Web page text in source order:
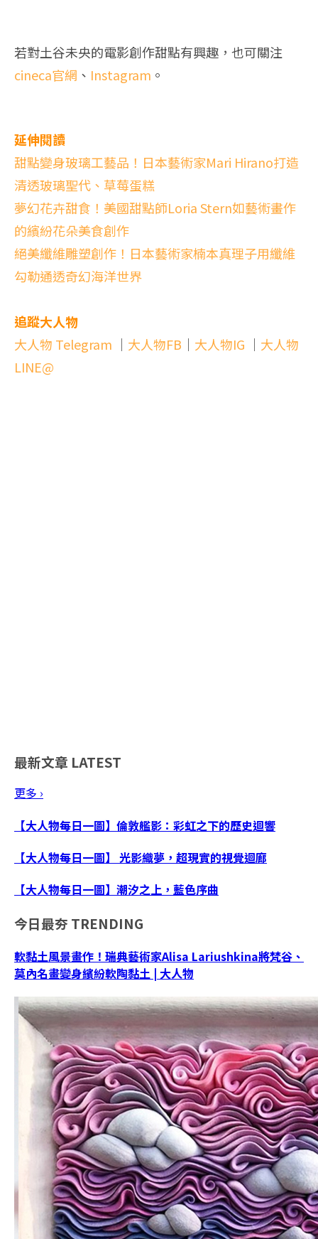
若對土谷未央的電影創作甜點有興趣，也可關注
cineca官網 、 Instagram 。
延伸閱讀
甜點變身玻璃工藝品！日本藝術家Mari Hirano打造
清透玻璃聖代、草莓蛋糕
夢幻花卉甜食！美國甜點師Loria Stern如藝術畫作
的繽紛花朵美食創作
絕美纖維雕塑創作！日本藝術家楠本真理子用纖維
勾勒通透奇幻海洋世界
追蹤大人物
大人物 Telegram ｜ 大人物FB ｜ 大人物IG ｜ 大人物
LINE@
最新文章 LATEST
更多 ›
【大人物每日一圖】倫敦艦影：彩虹之下的歷史迴響
【大人物每日一圖】 光影織夢，超現實的視覺迴廊
【大人物每日一圖】潮汐之上，藍色序曲
今日最夯 TRENDING
軟黏土風景畫作！瑞典藝術家Alisa Lariushkina將梵谷、
莫內名畫變身繽紛軟陶黏土 | 大人物